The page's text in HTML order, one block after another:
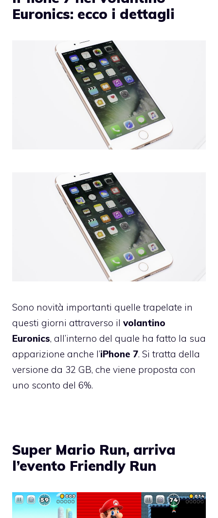
Euronics: ecco i dettagli
Sono novità importanti quelle trapelate in
questi giorni attraverso il volantino
Euronics, all’interno del quale ha fatto la sua
apparizione anche l’iPhone 7. Si tratta della
versione da 32 GB, che viene proposta con
uno sconto del 6%.
Super Mario Run, arriva
l’evento Friendly Run